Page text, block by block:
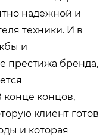
надежной и
техники. И в
и
престижа бренда,
конце концов,
клиент готов
и которая